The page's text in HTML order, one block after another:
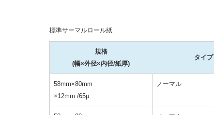
標準サーマルロール紙
規格
(幅×外径×内径/紙厚)
タイプ
58mm×80mm
×12mm /65μ
ノーマル